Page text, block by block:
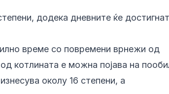
додека дневните ќе
време со повремени врнежи од
котлината е можна појава на
околу 16 степени, а